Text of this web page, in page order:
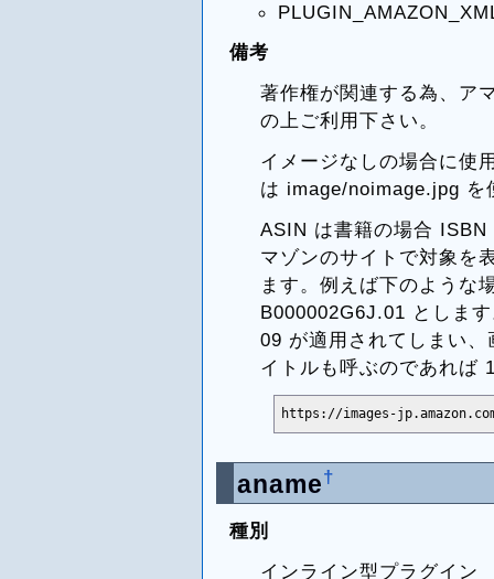
備考
著作権が関連する為、ア
の上ご利用下さい。
イメージなしの場合に使
は image/noimage.jpg を
ASIN は書籍の場合 ISBN
マゾンのサイトで対象を
ます。例えば下のような
B000002G6J.01 としま
09 が適用されてしまい
イトルも呼ぶのであれば
https://images-
aname†
種別
インライン型プラグイン